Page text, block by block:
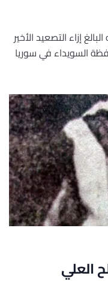
إزاء التصعيد الأخير
السويداء في سوريا
العلي